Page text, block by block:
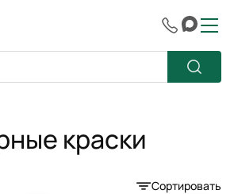
краски
Сортировать